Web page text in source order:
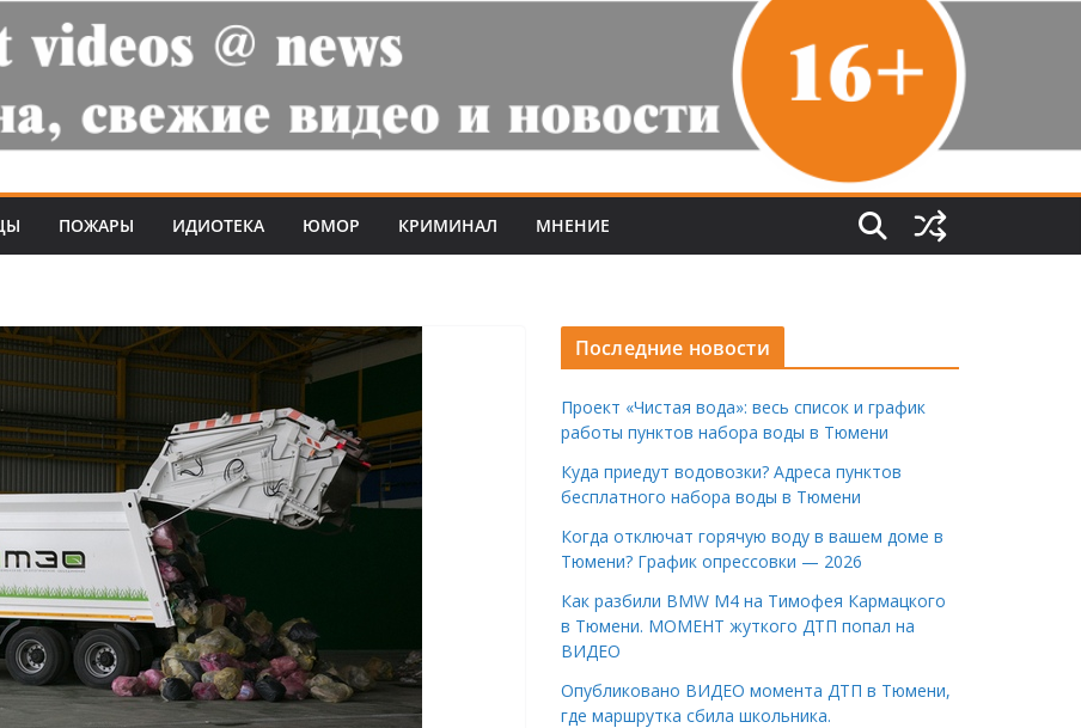
ПОЖАРЫ ИДИОТЕКА ЮМОР КРИМИНАЛ МНЕНИЕ
Последние новости
Проект «Чистая вода»: весь список и график
работы пунктов набора воды в Тюмени
Куда приедут водовозки? Адреса пунктов
бесплатного набора воды в Тюмени
Когда отключат горячую воду в вашем доме в
Тюмени? График опрессовки — 2026
Как разбили BMW M4 на Тимофея Кармацкого
в Тюмени. МОМЕНТ жуткого ДТП попал на
ВИДЕО
Опубликовано ВИДЕО момента ДТП в Тюмени,
где маршрутка сбила школьника.